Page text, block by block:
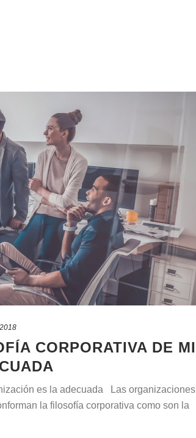
CORPORATIVA DE MI
es la adecuada Las organizaciones
la filosofía corporativa como son la